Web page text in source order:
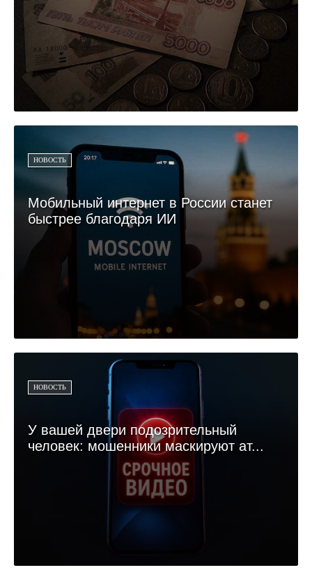
НОВОСТЬ
Мобильный интернет в России станет
быстрее благодаря ИИ
НОВОСТЬ
У вашей двери подозрительный
человек: мошенники маскируют ат...